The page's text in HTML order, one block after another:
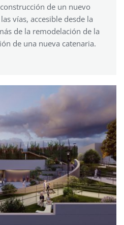
de un nuevo
vías, accesible desde la
de la remodelación de la
de una nueva catenaria.